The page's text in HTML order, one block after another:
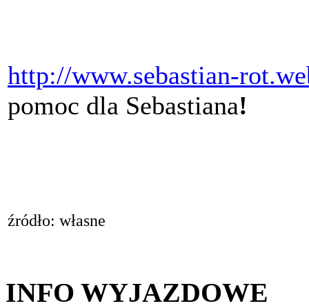
http://www.sebastian-
pomoc dla Sebastiana!
źródło: własne
INFO WYJAZDOWE